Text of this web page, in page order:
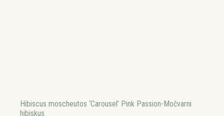
Hibiscus moscheutos ‘Carousel’ Pink Passion-Močvarni
hibiskus